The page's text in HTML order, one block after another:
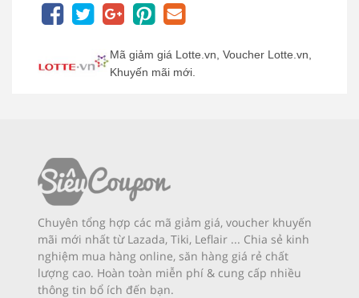
Mã giảm giá Lotte.vn, Voucher Lotte.vn,
Khuyến mãi mới.
Chuyên tổng hợp các mã giảm giá, voucher khuyến
mãi mới nhất từ Lazada, Tiki, Leflair ... Chia sẻ kinh
nghiệm mua hàng online, săn hàng giá rẻ chất
lượng cao. Hoàn toàn miễn phí & cung cấp nhiều
thông tin bổ ích đến bạn.